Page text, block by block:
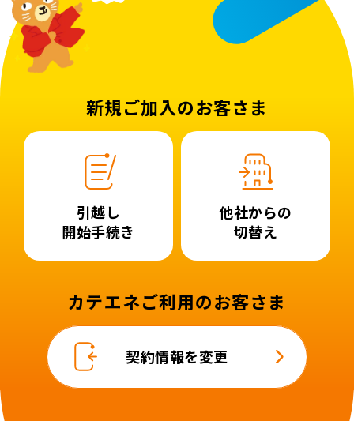
新規ご加入のお客さま
引越し
開始手続き
他社からの
切替え
カテエネご利用のお客さま
契約情報を変更